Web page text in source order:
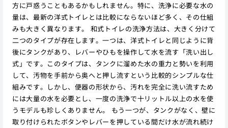
方に戸惑うこともあるかもしれません。特に、洗浄に必要な水の
量は、最新の洋式トイレとは比較にならないほど多く、その仕組
みも大きく異なります。 和式トイレの洗浄方法は、大きく分けて
二つのタイプが存在します。一つは、洋式トイレと同じように背
後にタンクがあり、レバーやひもを操作して水を流す「洗い出し
式」です。このタイプは、タンクに溜めた水の重力と勢いを利用
して、汚物を手前から奥へと押し流すという比較的シンプルな仕
組みです。しかし、便器の形状から、汚れを完全に洗い流すため
には大量の水を必要とし、一度の洗浄で十リットル以上の水を使
うモデルも珍しくありません。 もう一つが、タンクがなく、壁に
取り付けられたボタンやレバーを押している間だけ水が流れ続け